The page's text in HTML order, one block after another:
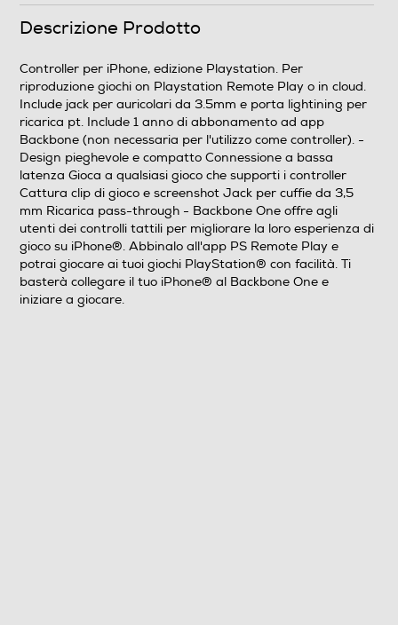
Descrizione Prodotto
Controller per iPhone, edizione Playstation. Per
riproduzione giochi on Playstation Remote Play o in cloud.
Include jack per auricolari da 3.5mm e porta lightining per
ricarica pt. Include 1 anno di abbonamento ad app
Backbone (non necessaria per l'utilizzo come controller). -
Design pieghevole e compatto Connessione a bassa
latenza Gioca a qualsiasi gioco che supporti i controller
Cattura clip di gioco e screenshot Jack per cuffie da 3,5
mm Ricarica pass-through - Backbone One offre agli
utenti dei controlli tattili per migliorare la loro esperienza di
gioco su iPhone®. Abbinalo all'app PS Remote Play e
potrai giocare ai tuoi giochi PlayStation® con facilità. Ti
basterà collegare il tuo iPhone® al Backbone One e
iniziare a giocare.